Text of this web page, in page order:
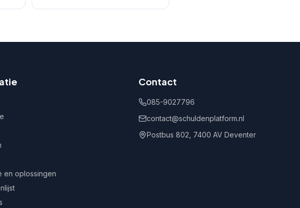
en oplossingen
Contact
085-9027796
contact@schuldenplatform.nl
Postbus 802, 7400 AV Deventer